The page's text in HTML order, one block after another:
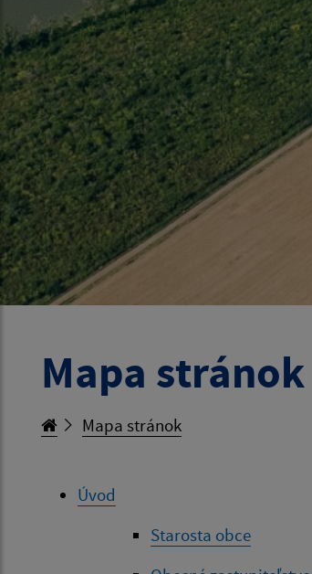
Mapa stránok
Mapa stránok
Úvod
Starosta obce